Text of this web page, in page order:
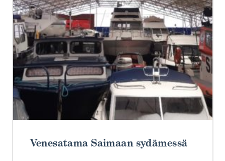
Venesatama Saimaan sydämessä